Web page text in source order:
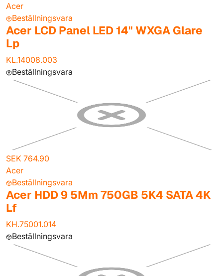
Acer
Beställningsvara
Acer LCD Panel LED 14" WXGA Glare
Lp
KL.14008.003
Beställningsvara
SEK 764.90
Acer
Beställningsvara
Acer HDD 9 5Mm 750GB 5K4 SATA 4K
Lf
KH.75001.014
Beställningsvara